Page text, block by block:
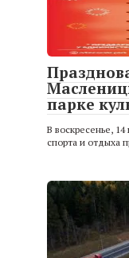
парке
В воскресенье,
спорта и отдыха